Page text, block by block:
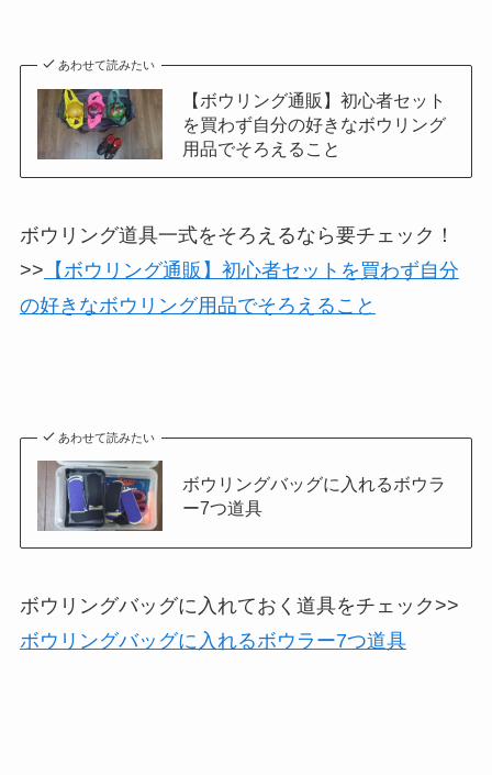
あわせて読みたい
【ボウリング通販】初心者セット
を買わず自分の好きなボウリング
用品でそろえること
ボウリング道具一式をそろえるなら要チェック！
>> 【ボウリング通販】初心者セットを買わず自分
の好きなボウリング用品でそろえること
あわせて読みたい
ボウリングバッグに入れるボウラ
ー7つ道具
ボウリングバッグに入れておく道具をチェック>>
ボウリングバッグに入れるボウラー7つ道具